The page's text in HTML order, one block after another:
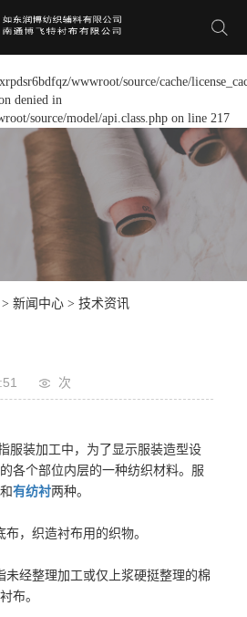
wwwroot/source/cache/
denied in
source/model/api.class.php on line 217
>新闻中心 >技术资讯
次
服装加工中，为了显示服装造型设
各个部位内层的一种纺织材料。服
和有纺衬两种。
布，织造衬布用的织物。
未经整理加工或仅上浆硬挺整理的棉
布。